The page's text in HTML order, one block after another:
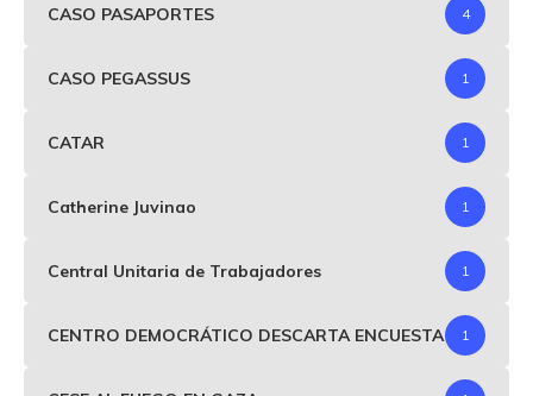
CASO PASAPORTES 4
CASO PEGASSUS 1
CATAR 1
Catherine Juvinao 1
Central Unitaria de Trabajadores 1
CENTRO DEMOCRÁTICO DESCARTA ENCUESTA 1